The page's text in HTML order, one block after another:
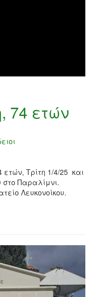
74 ετών
Τρίτη 1/4/25 και
στο Παραλίμνι.
Λευκονοίκου.